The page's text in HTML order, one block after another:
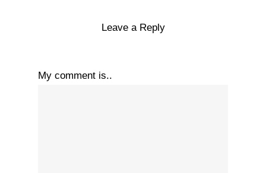
Leave a Reply
My comment is..